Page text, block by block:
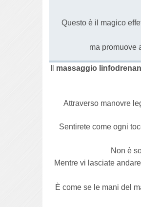
Questo è il magico
ma promuove
massaggio
Attraverso manovre
Sentirete come ogni
Non è
Mentre vi lasciate
È come se le mani del